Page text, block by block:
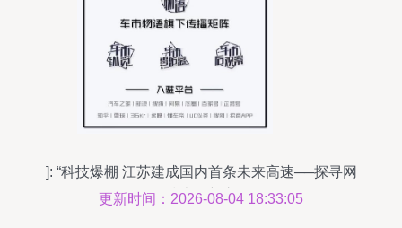
]: “科技爆棚 江苏建成国内首条未来高速──探寻网
络技术创新之轮
更新时间：2026-08-04 18:33:05